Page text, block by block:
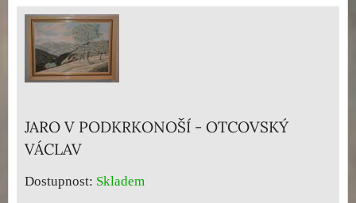
JARO V PODKRKONOŠÍ - OTCOVSKÝ
VÁCLAV
Dostupnost: Skladem